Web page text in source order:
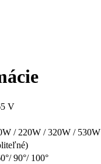
V
/ 220W / 320W / 530W
90°/ 100°